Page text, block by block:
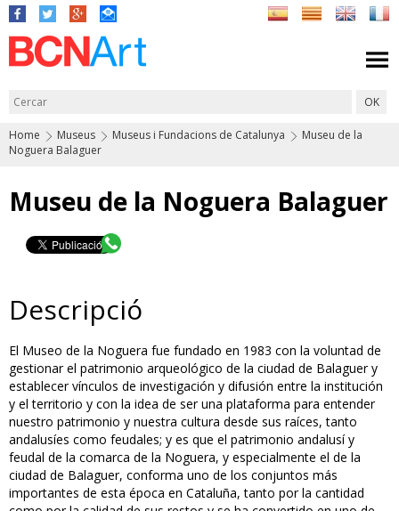
Home Museus Museus i Fundacions de Catalunya
Museu de la
Noguera Balaguer
Museu de la Noguera Balaguer
Descripció
El Museo de la Noguera fue fundado en 1983 con la voluntad de
gestionar el patrimonio arqueológico de la ciudad de Balaguer y
establecer vínculos de investigación y difusión entre la institución
y el territorio y con la idea de ser una plataforma para entender
nuestro patrimonio y nuestra cultura desde sus raíces, tanto
andalusíes como feudales; y es que el patrimonio andalusí y
feudal de la comarca de la Noguera, y especialmente el de la
ciudad de Balaguer, conforma uno de los conjuntos más
importantes de esta época en Cataluña, tanto por la cantidad